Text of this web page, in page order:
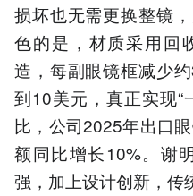
损坏也无需更换整镜
色的是，材质采用回
造，每副眼镜框减少
到10美元，真正实现“
比，公司2025年出口
额同比增长10%。谢
强，加上设计创新，传